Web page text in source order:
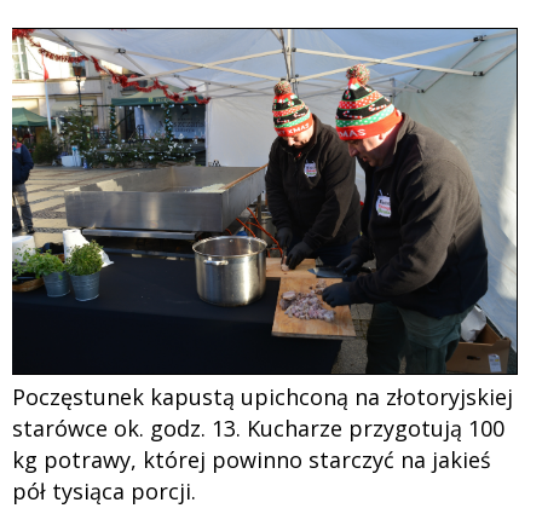
Poczęstunek kapustą upichconą na złotoryjskiej
starówce ok. godz. 13. Kucharze przygotują 100
kg potrawy, której powinno starczyć na jakieś
pół tysiąca porcji.